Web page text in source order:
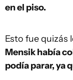
en el piso.
Esto fue quizás
Mensik había
podía parar, ya